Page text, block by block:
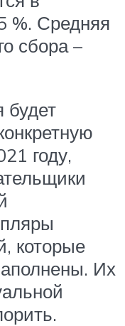
%. Средняя
сбора –
будет
году,
которые
Их